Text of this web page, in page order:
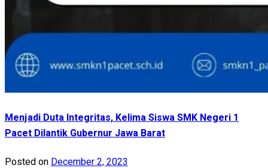
Menjadi Duta Integritas, Kelima Siswa SMK Negeri 1
Pacet Dilantik Gubernur Jawa Barat
Posted on December 2, 2023